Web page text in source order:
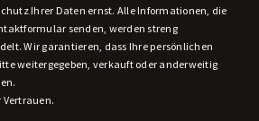
Ihrer Daten ernst. Alle Informationen, die
senden, werden streng
Wir garantieren, dass Ihre persönlichen
weitergegeben, verkauft oder anderweitig
Vertrauen.